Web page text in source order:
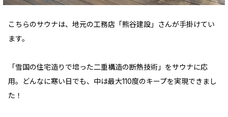
こちらのサウナは、地元の工務店「熊谷建設」さんが手掛けてい
ます。
「雪国の住宅造りで培った二重構造の断熱技術」をサウナに応
用。どんなに寒い日でも、中は最大110度のキープを実現できまし
た！